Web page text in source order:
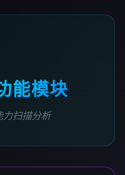
能模块
力扫描分析